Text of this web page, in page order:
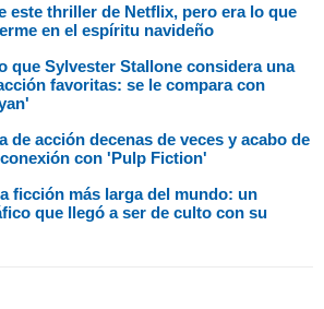
este thriller de Netflix, pero era lo que
en el espíritu navideño
que Sylvester Stallone considera una
favoritas: se le compara con
de acción decenas de veces y acabo de
con 'Pulp Fiction'
ficción más larga del mundo: un
que llegó a ser de culto con su